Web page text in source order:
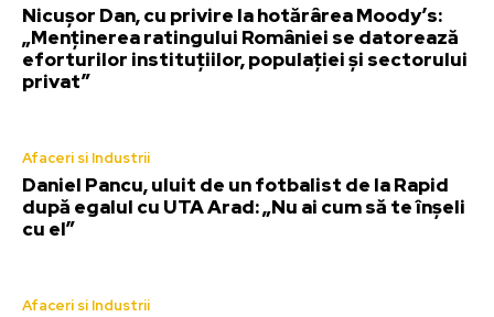
Nicușor Dan, cu privire la hotărârea Moody’s:
„Menținerea ratingului României se datorează
eforturilor instituțiilor, populației și sectorului
privat”
Afaceri si Industrii
Daniel Pancu, uluit de un fotbalist de la Rapid
după egalul cu UTA Arad: „Nu ai cum să te înșeli
cu el”
Afaceri si Industrii